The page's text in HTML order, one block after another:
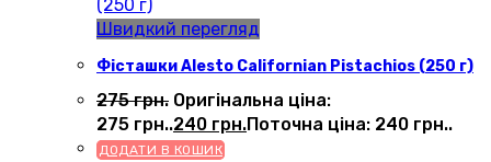
Швидкий перегляд
Фісташки Alesto Californian Pistachios (250 г)
275грн. Оригінальна ціна:
275 грн..240 грн.Поточна ціна: 240 грн..
ДОДАТИ В КОШИК